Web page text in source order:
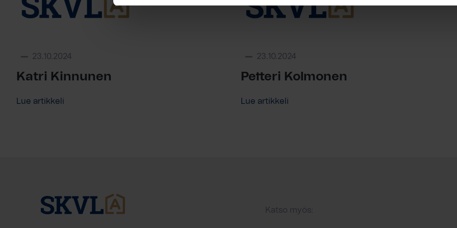
23.10.2024
Katri Kinnunen
Lue artikkeli
23.10.2024
Petteri Kolmonen
Lue artikkeli
Katso myös: